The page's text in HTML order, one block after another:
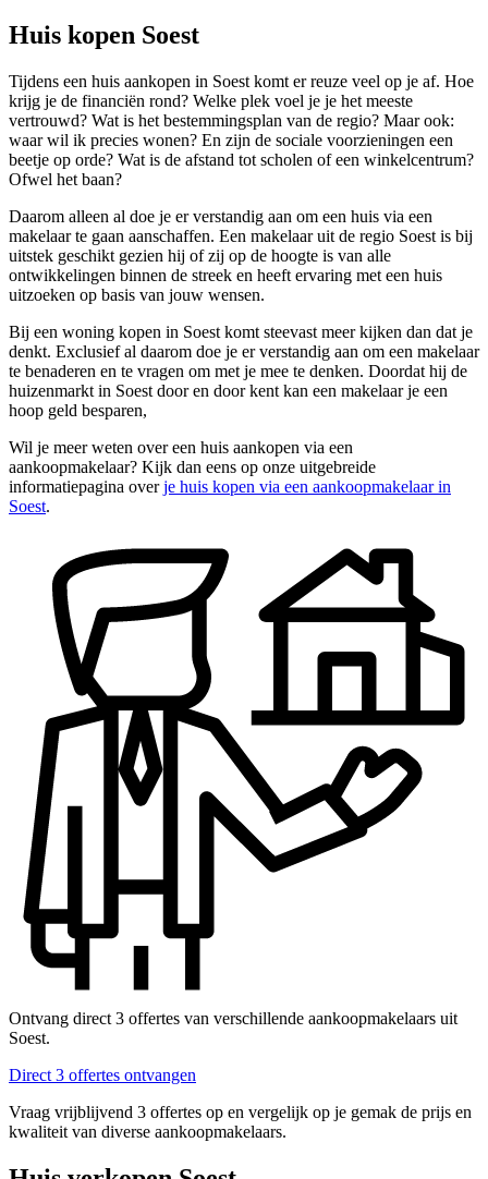
Huis kopen Soest
Tijdens een huis aankopen in Soest komt er reuze veel op je af. Hoe
krijg je de financiën rond? Welke plek voel je je het meeste
vertrouwd? Wat is het bestemmingsplan van de regio? Maar ook:
waar wil ik precies wonen? En zijn de sociale voorzieningen een
beetje op orde? Wat is de afstand tot scholen of een winkelcentrum?
Ofwel het baan?
Daarom alleen al doe je er verstandig aan om een huis via een
makelaar te gaan aanschaffen. Een makelaar uit de regio Soest is bij
uitstek geschikt gezien hij of zij op de hoogte is van alle
ontwikkelingen binnen de streek en heeft ervaring met een huis
uitzoeken op basis van jouw wensen.
Bij een woning kopen in Soest komt steevast meer kijken dan dat je
denkt. Exclusief al daarom doe je er verstandig aan om een makelaar
te benaderen en te vragen om met je mee te denken. Doordat hij de
huizenmarkt in Soest door en door kent kan een makelaar je een
hoop geld besparen,
Wil je meer weten over een huis aankopen via een
aankoopmakelaar? Kijk dan eens op onze uitgebreide
informatiepagina overje huis kopen via een aankoopmakelaar in
Soest.
Ontvang direct 3 offertes van verschillende aankoopmakelaars uit
Soest.
Direct 3 offertes ontvangen
Vraag vrijblijvend 3 offertes op en vergelijk op je gemak de prijs en
kwaliteit van diverse aankoopmakelaars.